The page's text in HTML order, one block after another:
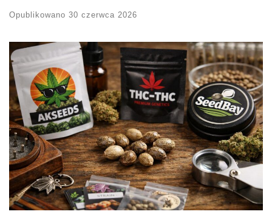
Opublikowano 30 czerwca 2026